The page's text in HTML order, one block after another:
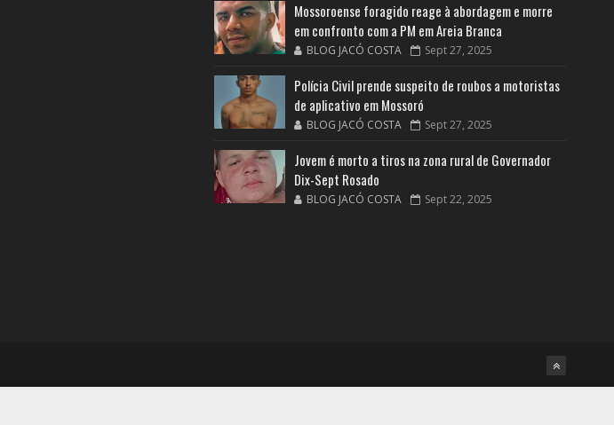
Mossoroense foragido reage à abordagem e morre
em confronto com a PM em Areia Branca
BLOG JACÓ COSTA Sept 27, 2025
Polícia Civil prende suspeito de roubos a motoristas
de aplicativo em Mossoró
BLOG JACÓ COSTA Sept 27, 2025
Jovem é morto a tiros na zona rural de Governador
Dix-Sept Rosado
BLOG JACÓ COSTA Sept 22, 2025